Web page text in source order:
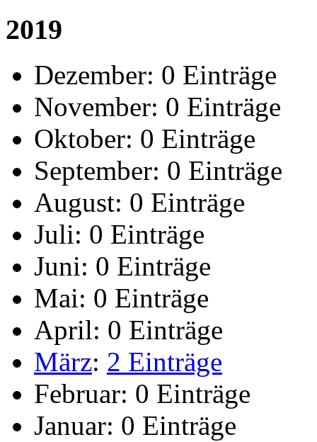
2019
Dezember: 0 Einträge
November: 0 Einträge
Oktober: 0 Einträge
September: 0 Einträge
August: 0 Einträge
Juli: 0 Einträge
Juni: 0 Einträge
Mai: 0 Einträge
April: 0 Einträge
März: 2 Einträge
Februar: 0 Einträge
Januar: 0 Einträge